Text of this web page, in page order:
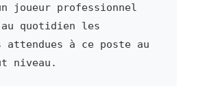
joueur professionnel
quotidien les
attendues à ce poste au
niveau.